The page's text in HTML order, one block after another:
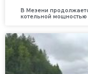
В Мезени
котельной